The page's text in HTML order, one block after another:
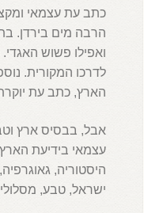
כתב עת עצמאי
הרבה מים בירדן.
לדרכו המקורית.
הארץ, כתב עת
אבל, בבסיס ארץ
עצמאי בידיעת
היסטוריה,
ישראל, טבע, מסלולי